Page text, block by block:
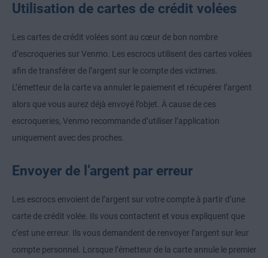
Utilisation de cartes de crédit volées
Les cartes de crédit volées sont au cœur de bon nombre
d’escroqueries sur Venmo. Les escrocs utilisent des cartes volées
afin de transférer de l’argent sur le compte des victimes.
L’émetteur de la carte va annuler le paiement et récupérer l’argent
alors que vous aurez déjà envoyé l’objet. À cause de ces
escroqueries, Venmo recommande d’utiliser l’application
uniquement avec des proches.
Envoyer de l’argent par erreur
Les escrocs envoient de l’argent sur votre compte à partir d’une
carte de crédit volée. Ils vous contactent et vous expliquent que
c’est une erreur. Ils vous demandent de renvoyer l’argent sur leur
compte personnel. Lorsque l’émetteur de la carte annule le premier